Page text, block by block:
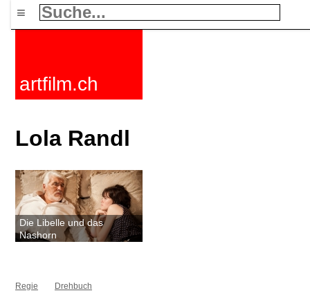
≡
artfilm.ch
Lola Randl
Die Libelle und das
Nashorn
Regie Drehbuch